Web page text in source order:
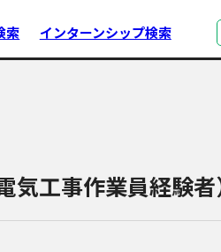
索 インターンシップ検索
工事作業員経験者